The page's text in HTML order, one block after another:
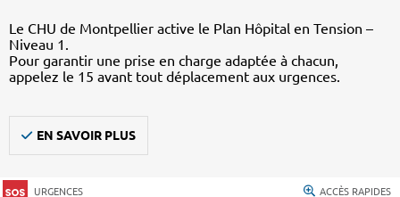
Le CHU de Montpellier active le Plan Hôpital en Tension –
Niveau 1.
Pour garantir une prise en charge adaptée à chacun,
appelez le 15 avant tout déplacement aux urgences.
EN SAVOIR PLUS
URGENCES ACCÈS RAPIDES